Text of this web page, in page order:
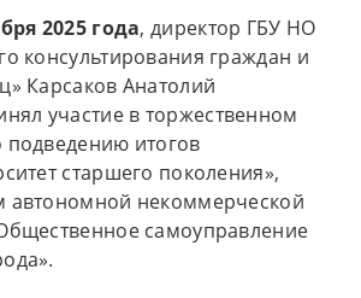
2025 года, директор ГБУ НО
консультирования граждан и
Карсаков Анатолий
участие в торжественном
итогов
старшего поколения»,
автономной некоммерческой
самоуправление